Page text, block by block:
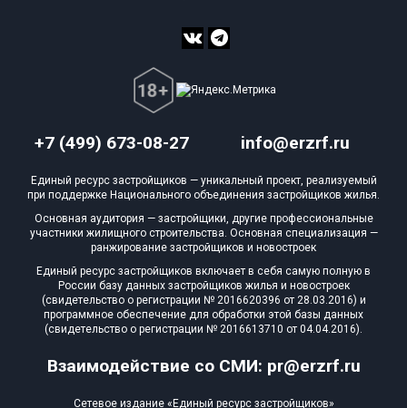
+7 (499) 673-08-27 info@erzrf.ru
Взаимодействие со СМИ: pr@erzrf.ru
Единый ресурс застройщиков — уникальный проект, реализуемый
при поддержке Национального объединения застройщиков жилья.
Основная аудитория — застройщики, другие профессиональные
участники жилищного строительства. Основная специализация —
ранжирование застройщиков и новостроек
Единый ресурс застройщиков включает в себя самую полную в
России базу данных застройщиков жилья и новостроек
(свидетельство о регистрации № 2016620396 от 28.03.2016) и
программное обеспечение для обработки этой базы данных
(свидетельство о регистрации № 2016613710 от 04.04.2016).
Сетевое издание «Единый ресурс застройщиков»